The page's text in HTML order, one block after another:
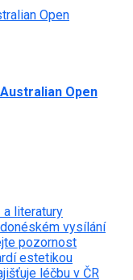
Open
Open
a literatury
vysílání
pozornost
estetikou
léčbu v ČR